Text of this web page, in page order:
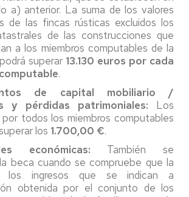
a) anterior. La suma de los valores
de las fincas rústicas excluidos los
de las construcciones que
a los miembros computables de la
superar 13.130 euros por cada
.
de capital mobiliario /
y pérdidas patrimoniales: Los
todos los miembros computables
los 1.700,00 €.
económicas: También se
beca cuando se compruebe que la
los ingresos que se indican a
obtenida por el conjunto de los